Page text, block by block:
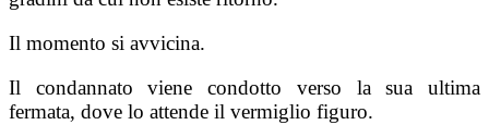
Il momento si avvicina.
Il condannato viene condotto verso la sua ultima
fermata, dove lo attende il vermiglio figuro.